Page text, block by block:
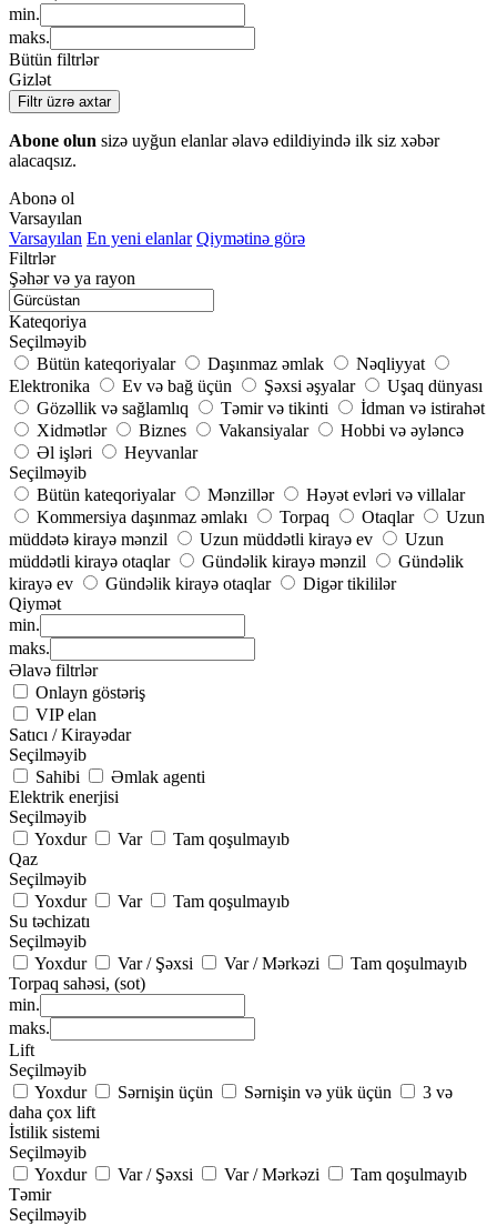
min.
maks.
Bütün filtrlər
Gizlət
Filtr üzrə axtar
Abone olun sizə uyğun elanlar əlavə edildiyində ilk siz xəbər
alacaqsız.
Abonə ol
Varsayılan
Varsayılan En yeni elanlar Qiymətinə görə
Filtrlər
Şəhər və ya rayon
Kateqoriya
Seçilməyib
Bütün kateqoriyalar
Daşınmaz əmlak
Nəqliyyat
Elektronika
Ev və bağ üçün Şəxsi əşyalar
Uşaq dünyası
Gözəllik və sağlamlıq
Təmir və tikinti
İdman və istirahət
Xidmətlər
Biznes Vakansiyalar
Hobbi və əyləncə
Əl işləri
Heyvanlar
Seçilməyib
Bütün kateqoriyalar
Mənzillər
Həyət evləri və villalar
Kommersiya daşınmaz əmlakı
Torpaq Otaqlar
Uzun
müddətə kirayə mənzil
Uzun müddətli kirayə ev
Uzun
müddətli kirayə otaqlar
Gündəlik kirayə mənzil
Gündəlik
kirayə ev
Gündəlik kirayə otaqlar
Digər tikililər
Qiymət
min.
maks.
Əlavə filtrlər
Onlayn göstəriş
VIP elan
Satıcı / Kirayədar
Seçilməyib
Sahibi
Əmlak agenti
Elektrik enerjisi
Seçilməyib
Yoxdur
Var
Tam qoşulmayıb
Qaz
Seçilməyib
Yoxdur
Var
Tam qoşulmayıb
Su təchizatı
Seçilməyib
Yoxdur
Var / Şəxsi Var / Mərkəzi
Tam qoşulmayıb
Torpaq sahəsi, (sot)
min.
maks.
Lift
Seçilməyib
Yoxdur
Sərnişin üçün Sərnişin və yük üçün
3 və
daha çox lift
İstilik sistemi
Seçilməyib
Yoxdur
Var / Şəxsi Var / Mərkəzi
Tam qoşulmayıb
Təmir
Seçilməyib